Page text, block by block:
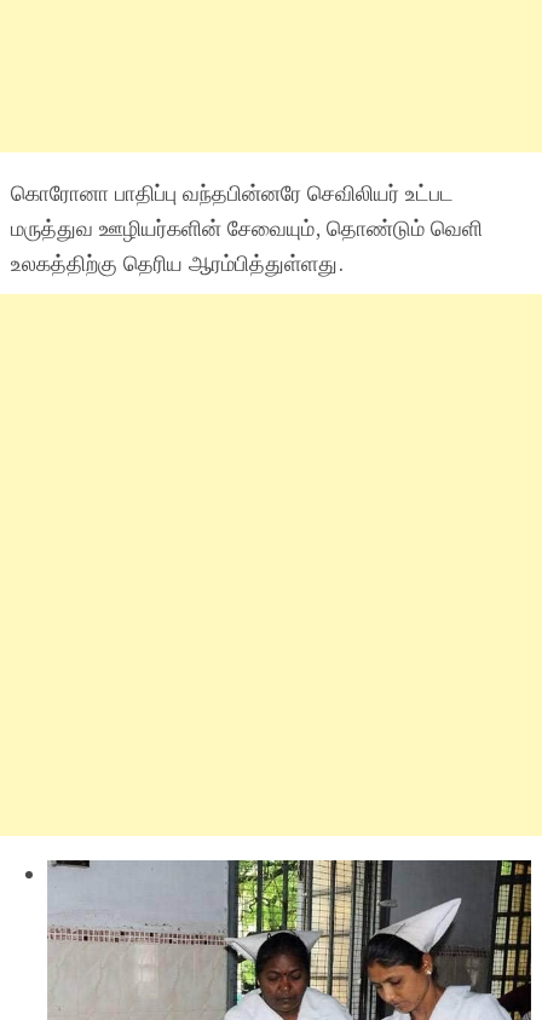
கொரோனா பாதிப்பு வந்தபின்னரே செவிலியர் உட்பட
மருத்துவ ஊழியர்களின் சேவையும், தொண்டும் வெளி
உலகத்திற்கு தெரிய ஆரம்பித்துள்ளது.